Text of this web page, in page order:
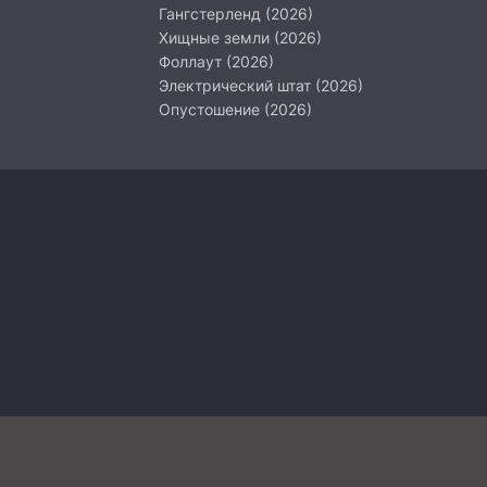
Гангстерленд (2026)
Хищные земли (2026)
Фоллаут (2026)
Электрический штат (2026)
Опустошение (2026)